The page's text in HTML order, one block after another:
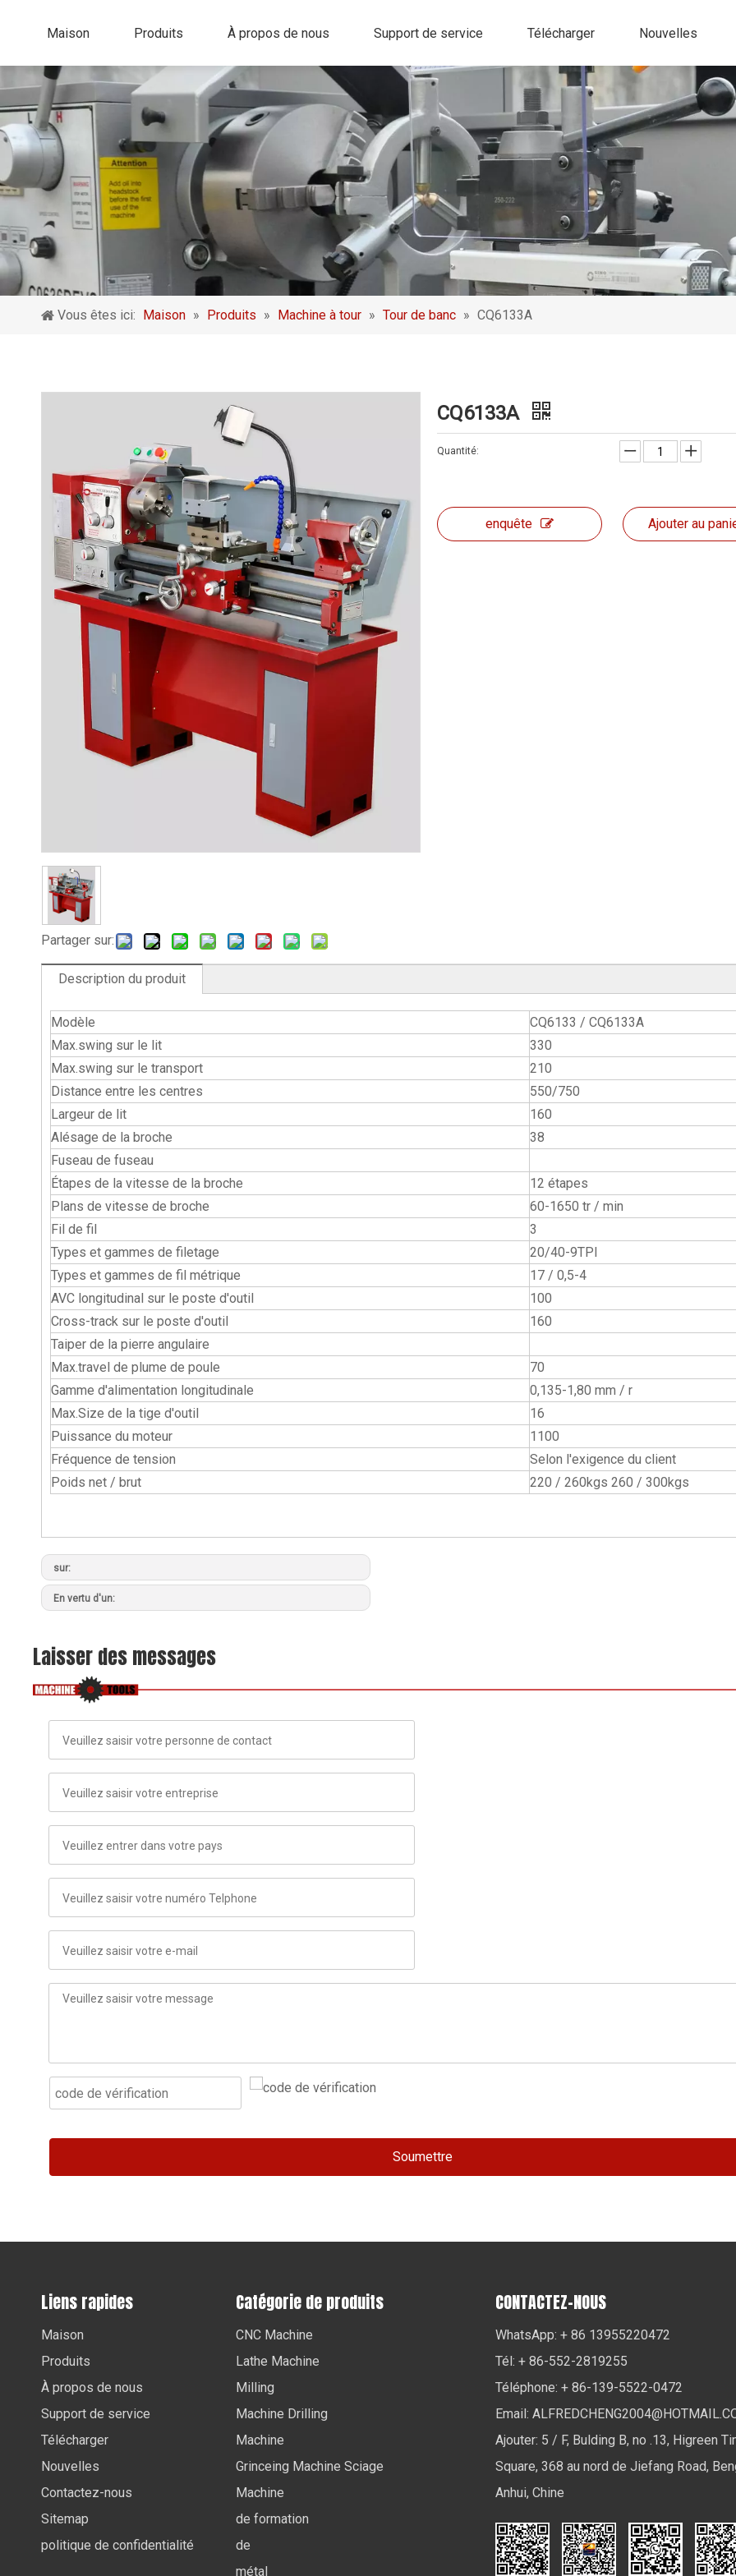
Maison Produits À propos de nous Support de service Télécharger Nouvelles
Vous êtes ici: Maison » Produits » Machine à tour » Tour de banc » CQ6133A
Partager sur:
CQ6133A
Quantité:
enquête Ajouter au
Description du produit
Modèle
CQ6133 / CQ6133A
Max.swing sur le lit
330
Max.swing sur le transport
210
Distance entre les centres
550/750
Largeur de lit
160
Alésage de la broche
38
Fuseau de fuseau
Étapes de la vitesse de la broche
12 étapes
Plans de vitesse de broche
60-1650 tr / min
Fil de fil
3
Types et gammes de filetage
20/40-9TPI
Types et gammes de fil métrique
17 / 0,5-4
AVC longitudinal sur le poste d'outil
100
Cross-track sur le poste d'outil
160
Taiper de la pierre angulaire
Max.travel de plume de poule
70
Gamme d'alimentation longitudinale
0,135-1,80 mm / r
Max.Size de la tige d'outil
16
Puissance du moteur
1100
Fréquence de tension
Selon l'exigence du client
Poids net / brut
220 / 260kgs 260 / 300kgs
sur:
En vertu d'un:
Laisser des messages
Soumettre
Liens rapides
Maison
Produits
À propos de nous
Support de service
Télécharger
Nouvelles
Contactez-nous
Sitemap
politique de confidentialité
Catégorie de produits
CNC Machine
Lathe Machine
Milling
Machine Drilling
Machine
Grinceing Machine Sciage
Machine
de formation
de
métal
CONTACTEZ-NOUS
WhatsApp: + 86 13955220472
Tél: + 86-552-2819255
Téléphone: + 86-139-5522-0472
Email:
Ajouter: 5 / F, Bulding B, no .13, Higreen
Square, 368 au nord de Jiefang Road,
Anhui, Chine